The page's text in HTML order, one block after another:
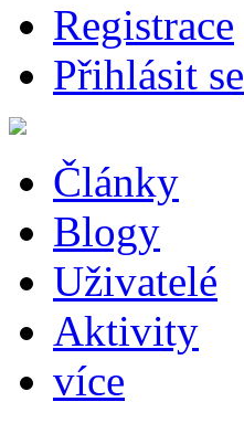
Registrace
Přihlásit se
Články
Blogy
Uživatelé
Aktivity
více